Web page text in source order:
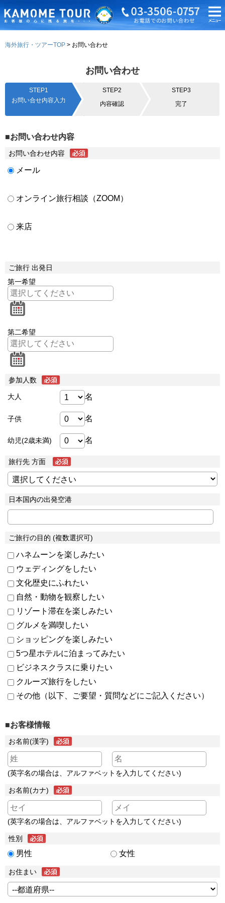
海外旅行・ツアーTOP お問い合わせ
お問い合わせ
STEP1
お問い合せ内容入力
STEP2
内容確認
STEP3
完了
■お問い合わせ内容
お問い合わせ内容
メール
オンライン旅行相談（ZOOM）
来店
ご旅行 出発日
第一希望
第二希望
参加人数
大人 名
子供 名
幼児(2歳未満) 名
旅行先 方面
日本国内の出発空港
ご旅行の目的 (複数選択可)
ハネムーンを楽しみたい
ウェディングをしたい
文化歴史にふれたい
自然・動物を観察したい
リゾート滞在を楽しみたい
グルメを満喫したい
ショッピングを楽しみたい
5つ星ホテルに泊まってみたい
ビジネスクラスに乗りたい
クルーズ旅行をしたい
その他（以下、ご要望・質問などにご記入ください）
■お客様情報
お名前(漢字)
(英字名の場合は、アルファベットを入力してください)
お名前(カナ)
(英字名の場合は、アルファベットを入力してください)
性別
男性 女性
お住まい